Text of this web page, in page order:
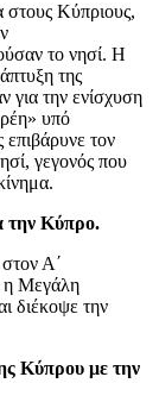
στους Κύπριους,
το νησί. Η
της
για την ενίσχυση
υπό
επιβάρυνε τον
γεγονός που
την Κύπρο.
Α΄
η Μεγάλη
διέκοψε την
Κύπρου με την